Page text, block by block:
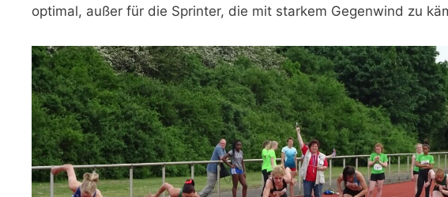
optimal, außer für die Sprinter, die mit starkem Gegenwind zu